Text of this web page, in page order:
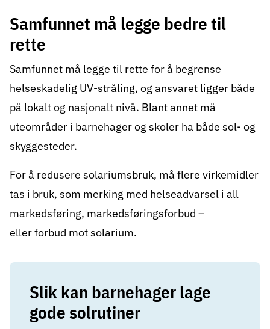
Samfunnet må legge bedre til
rette
Samfunnet må legge til rette for å begrense
helseskadelig UV-stråling, og ansvaret ligger både
på lokalt og nasjonalt nivå. Blant annet må
uteområder i barnehager og skoler ha både sol- og
skyggesteder.
For å redusere solariumsbruk, må flere virkemidler
tas i bruk, som merking med helseadvarsel i all
markedsføring, markedsføringsforbud –
eller forbud mot solarium.
Slik kan barnehager lage
gode solrutiner